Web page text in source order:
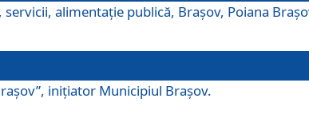
alimentaţie publică, Braşov, Poiana
iniţiator Municipiul Braşov.